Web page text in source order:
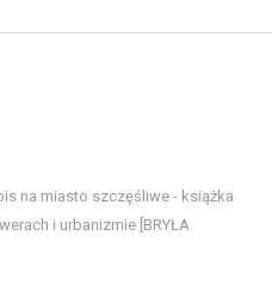
na miasto szczęśliwe - książka
i urbanizmie [BRYŁA